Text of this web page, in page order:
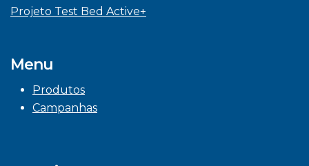
Projeto Test Bed Active+
Menu
Produtos
Campanhas